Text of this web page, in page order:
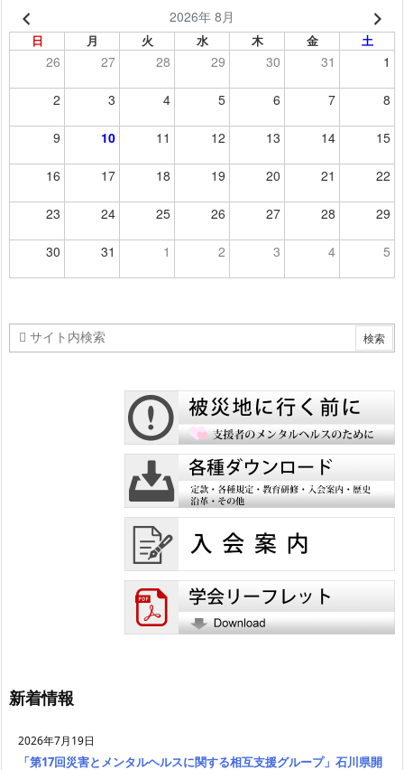
2026年 8月
日 月 火 水 木 金 土
26 27 28 29 30 31 1
2 3 4 5 6 7 8
9 10 11 12 13 14 15
16 17 18 19 20 21 22
23 24 25 26 27 28 29
30 31 1 2 3 4 5
新着情報
2026年7月19日
「第17回災害とメンタルヘルスに関する相互支援グループ」石川県開